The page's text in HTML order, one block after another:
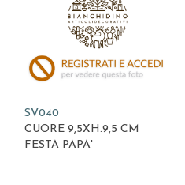
SV040
CUORE 9,5XH.9,5 CM
FESTA PAPA'